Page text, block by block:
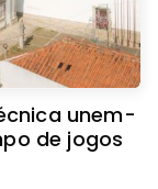
unem-
de jogos